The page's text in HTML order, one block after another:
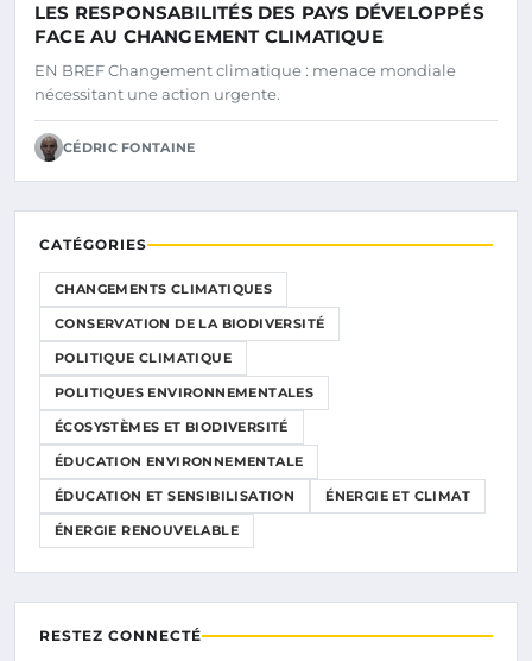
LES RESPONSABILITÉS DES PAYS DÉVELOPPÉS
FACE AU CHANGEMENT CLIMATIQUE
EN BREF Changement climatique : menace mondiale
nécessitant une action urgente.
CÉDRIC FONTAINE
CATÉGORIES
CHANGEMENTS CLIMATIQUES
CONSERVATION DE LA BIODIVERSITÉ
POLITIQUE CLIMATIQUE
POLITIQUES ENVIRONNEMENTALES
ÉCOSYSTÈMES ET BIODIVERSITÉ
ÉDUCATION ENVIRONNEMENTALE
ÉDUCATION ET SENSIBILISATION ÉNERGIE ET CLIMAT
ÉNERGIE RENOUVELABLE
RESTEZ CONNECTÉ